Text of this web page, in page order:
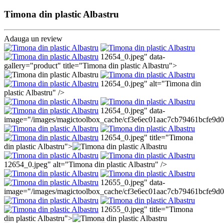
Timona din plastic Albastru
Adauga un review
12654_0.jpeg" data-
gallery="product" title="Timona din plastic Albastru">
12654_0.jpeg" alt="Timona din
plastic Albastru" />
12654_0.jpeg" data-
image="/images/magictoolbox_cache/
12654_0.jpeg" title="Timona
din plastic Albastru">
12654_0.jpeg" alt="Timona din plastic Albastru" />
12655_0.jpeg" data-
image="/images/magictoolbox_cache/
12655_0.jpeg" title="Timona
din plastic Albastru">